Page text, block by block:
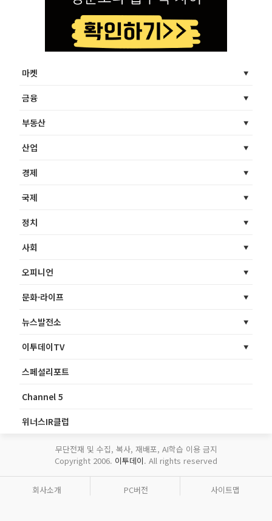
마켓
금융
부동산
산업
경제
국제
정치
사회
오피니언
문화·라이프
뉴스발전소
이투데이TV
스페셜리포트
Channel 5
위너스IR클럽
무단전재 및 수집, 복사, 재배포, AI학습 이용 금지
Copyright 2006. 이투데이. All rights reserved
회사소개 PC버전 사이트맵